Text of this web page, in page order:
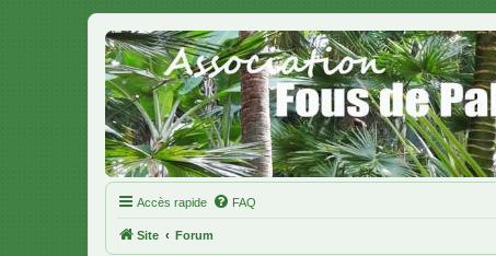
Accès rapide FAQ
Site Forum